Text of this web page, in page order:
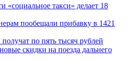
«социальное такси» делает 18
пообещали прибавку в 1421
по пять тысяч рублей
скидки на поезда дальнего